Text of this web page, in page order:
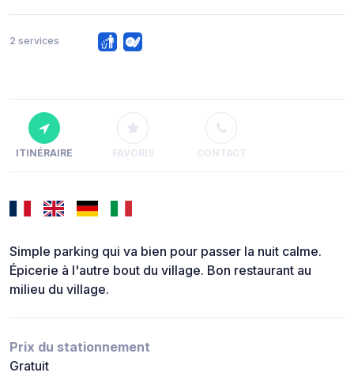
2 services
ITINÉRAIRE FAVORIS CONTACT
Simple parking qui va bien pour passer la nuit calme.
Épicerie à l'autre bout du village. Bon restaurant au
milieu du village.
Prix du stationnement
Gratuit